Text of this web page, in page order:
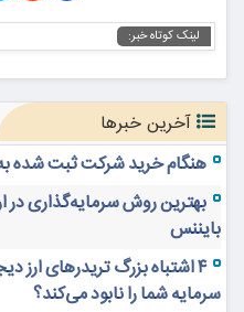
لینک کوتاه خبر:
آخرین خبرها
هنگام خرید شرکت ثبت شده
بهترین روش سرمایه‌گذاری در
بایننس
۴ اشتباه بزرگ تریدرهای ارز
سرمایه شما را نابود می‌کند؟